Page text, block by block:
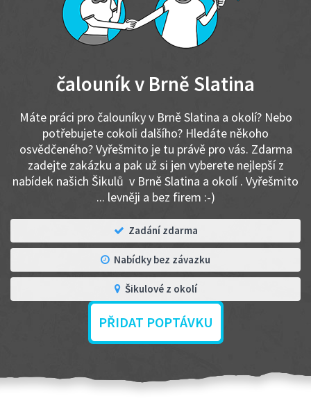
čalouník v Brně Slatina
Máte práci pro čalouníky v Brně Slatina a okolí? Nebo
potřebujete cokoli dalšího? Hledáte někoho
osvědčeného? Vyřešmito je tu právě pro vás. Zdarma
zadejte zakázku a pak už si jen vyberete nejlepší z
nabídek našich Šikulů v Brně Slatina a okolí . Vyřešmito
... levněji a bez firem :-)
Zadání zdarma
Nabídky bez závazku
Šikulové z okolí
PŘIDAT POPTÁVKU